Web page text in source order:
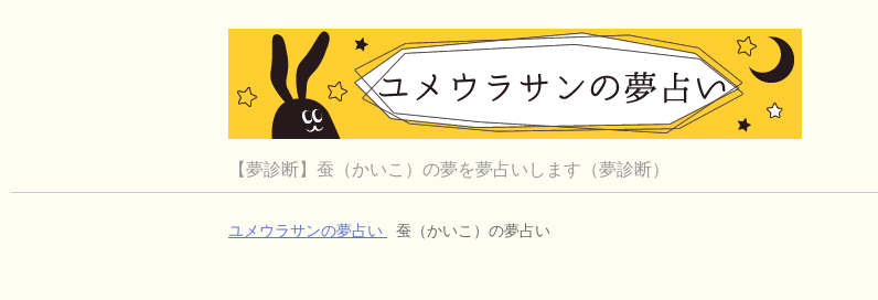
【夢診断】蚕（かいこ）の夢を夢占いします（夢診断）
ユメウラサンの夢占い 蚕（かいこ）の夢占い